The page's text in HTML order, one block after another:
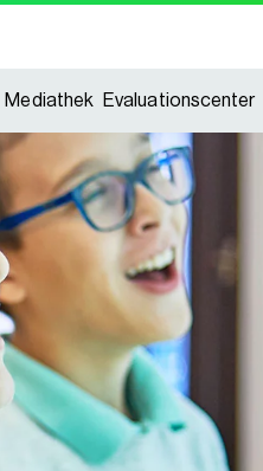
Mediathek Evaluationscenter